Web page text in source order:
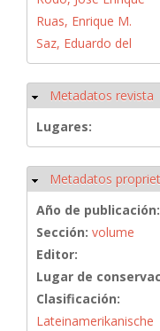
Ruas, Enrique M.
Saz, Eduardo del
Ocultar
Metadatos revista
Lugares:
Ocultar
Metadatos
Año de publicación:
Sección: volume
Editor:
Lugar de
Clasificación:
Lateinamerikanische